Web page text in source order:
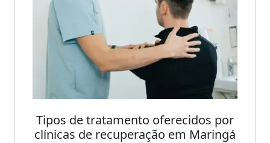
Tipos de tratamento oferecidos por
clínicas de recuperação em Maringá